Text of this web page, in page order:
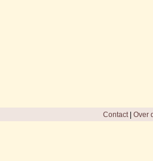
Contact| Over